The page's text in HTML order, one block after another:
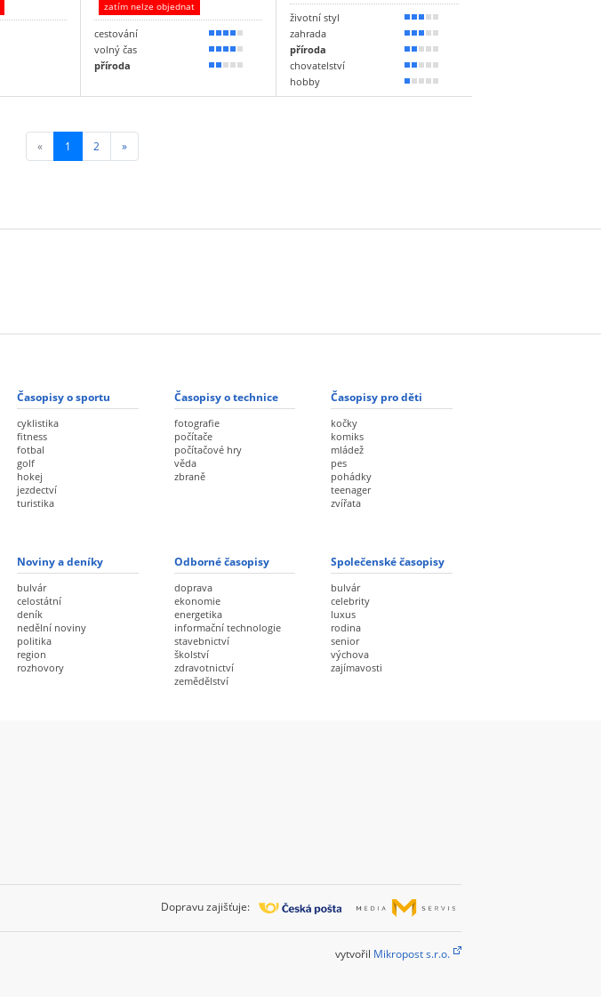
zatím nelze objednat
cestování
80 %
volný čas
70 %
příroda
40 %
životní styl
60 %
zahrada
50 %
příroda
40 %
chovatelství
30 %
hobby
20 %
« 1 (current)
2 »
Časopisy o sportu
cyklistika
fitness
fotbal
golf
hokej
jezdectví
turistika
Časopisy o technice
fotografie
počítače
počítačové hry
věda
zbraně
Časopisy pro děti
kočky
komiks
mládež
pes
pohádky
teenager
zvířata
Noviny a deníky
bulvár
celostátní
deník
nedělní noviny
politika
region
rozhovory
Odborné časopisy
doprava
ekonomie
energetika
informační technologie
stavebnictví
školství
zdravotnictví
zemědělství
Společenské časopisy
bulvár
celebrity
luxus
rodina
senior
výchova
zajímavosti
Dopravu zajišťuje:
vytvořil Mikropost s.r.o.